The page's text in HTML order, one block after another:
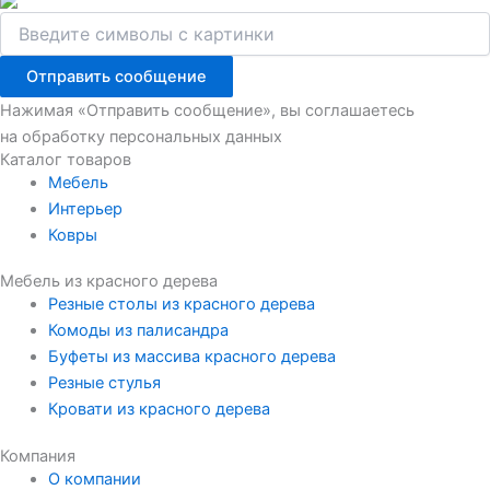
Отправить сообщение
Нажимая «Отправить сообщение», вы соглашаетесь
на обработку персональных данных
Каталог товаров
Мебель
Интерьер
Ковры
Мебель из красного дерева
Резные столы из красного дерева
Комоды из палисандра
Буфеты из массива красного дерева
Резные стулья
Кровати из красного дерева
Компания
О компании